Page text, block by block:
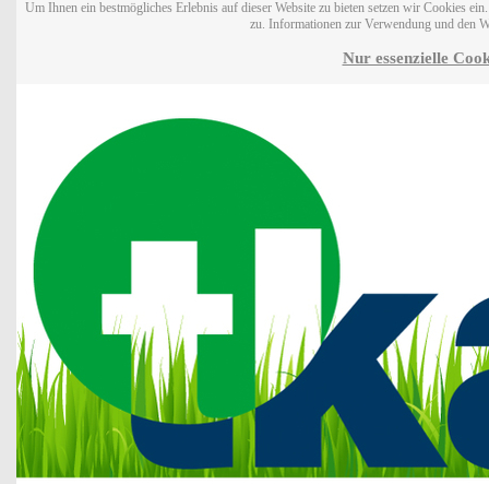
Um Ihnen ein bestmögliches Erlebnis auf dieser Website zu bieten setzen wir Cookies
zu. Informationen zur Verwendung und den
Nur essenzielle